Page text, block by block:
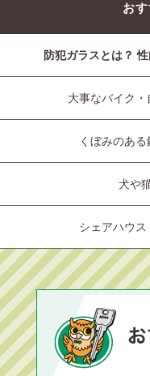
お
防犯ガラスとは？
大事なバイク
くぼみのあ
犬や
シェアハウ